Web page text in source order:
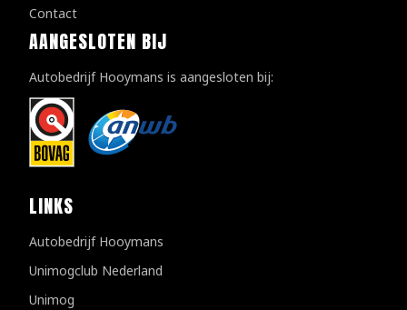
Contact
AANGESLOTEN BIJ
Autobedrijf Hooymans is aangesloten bij:
LINKS
Autobedrijf Hooymans
Unimogclub Nederland
Unimog